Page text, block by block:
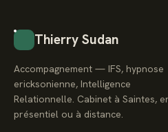
Thierry Sudan
Accompagnement — IFS, hypnose
ericksonienne, Intelligence
Relationnelle. Cabinet à Saintes,
présentiel ou à distance.